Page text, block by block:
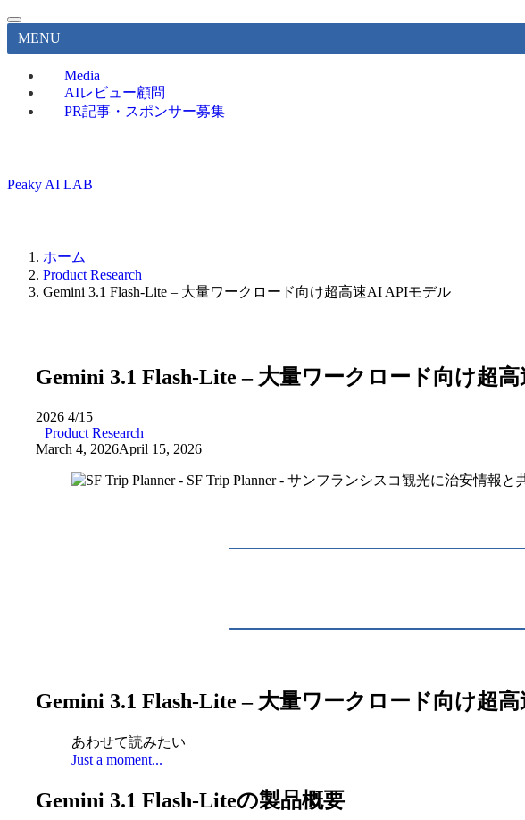
MENU
Media
AIレビュー顧問
PR記事・スポンサー募集
Peaky AI LAB
ホーム
Product Research
Gemini 3.1 Flash-Lite – 大量ワークロード向け超高速AI APIモデル
Gemini 3.1 Flash-Lite – 大量ワークロード向け超
2026 4/15
Product Research
March 4, 2026April 15, 2026
Gemini 3.1 Flash-Lite – 大量ワークロード向け超
あわせて読みたい
Just a moment...
Gemini 3.1 Flash-Liteの製品概要